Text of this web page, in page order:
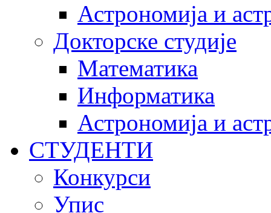
Астрономија и
Докторске студије
Математика
Информатика
Астрономија и
СТУДЕНТИ
Конкурси
Упис